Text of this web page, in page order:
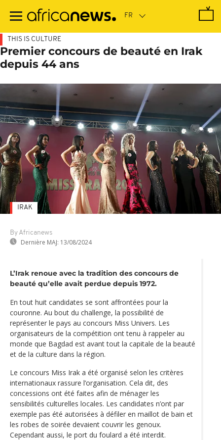
contenu
THIS IS CULTURE
Premier concours de beauté en Irak
depuis 44 ans
By Africanews
Dernière MAJ: 13/08/2024
IRAK
L’Irak renoue avec la tradition des concours de
beauté qu’elle avait perdue depuis 1972.
En tout huit candidates se sont affrontées pour la
couronne. Au bout du challenge, la possibilité de
représenter le pays au concours Miss Univers. Les
organisateurs de la compétition ont tenu à rappeler au
monde que Bagdad est avant tout la capitale de la beauté
et de la culture dans la région.
Le concours Miss Irak a été organisé selon les critères
internationaux rassure l’organisation. Cela dit, des
concessions ont été faites afin de ménager les
sensibilités culturelles locales. Les candidates n’ont par
exemple pas été autorisées à défiler en maillot de bain et
les robes de soirée devaient couvrir les genoux.
Cependant aussi, le port du foulard a été interdit.